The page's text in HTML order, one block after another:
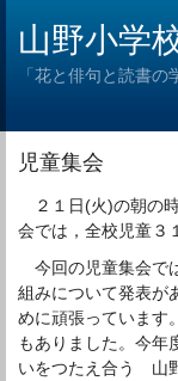
山野小学
「花と俳句と読書の
児童集会
２１日(火)の朝の
会では，全校児童３
今回の児童集会で
組みについて発表が
めに頑張っています
もありました。今
いをつたえ合う 山